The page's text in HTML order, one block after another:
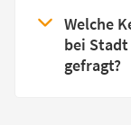
Welche
bei
gefragt?